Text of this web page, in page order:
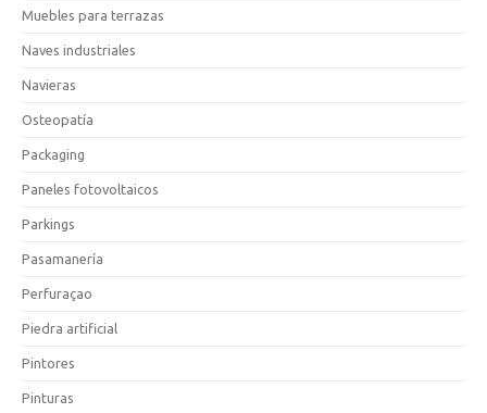
Muebles para terrazas
Naves industriales
Navieras
Osteopatía
Packaging
Paneles fotovoltaicos
Parkings
Pasamanería
Perfuraçao
Piedra artificial
Pintores
Pinturas